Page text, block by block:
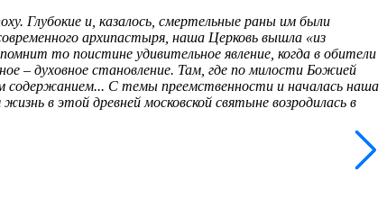
Глубокие и, казалось, смертельные раны им были
архипастыря, наша Церковь вышла «из
то поистине удивительное явление, когда в обители
– духовное становление. Там, где по милости Божией
содержанием... С темы преемственности и началась наша
в этой древней московской святыне возродилась в